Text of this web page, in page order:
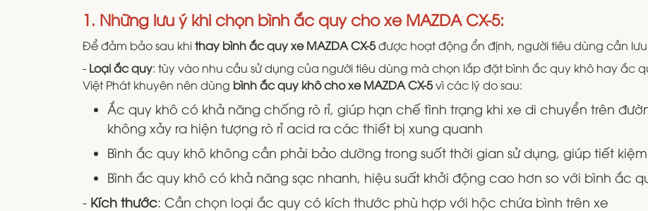
1. Những lưu ý khi chọn bình ắc quy cho xe MAZDA CX-5:
Để đảm bảo sau khithay bình ắc quy xe MAZDA CX-5được hoạt động ổn định, người tiêu dùng cần lưu
- Loại ắc quy: tùy vào nhu cầu sử dụng của người tiêu dùng mà chọn lắp đặt bình ắc quy khô hay ắc
Việt Phát khuyên nên dùng bình ắc quy khô cho xe MAZDA CX-5vì các lý do sau:
Ắc quy khô có khả năng chống rò rỉ, giúp hạn chế tình trạng khi xe di chuyển trên
không xảy ra hiện tượng rò rỉ acid ra các thiết bị xung quanh
Bình ắc quy khô không cần phải bảo dưỡng trong suốt thời gian sử dụng, giúp tiết
Bình ắc quy khô có khả năng sạc nhanh, hiệu suất khởi động cao hơn so với bình ắc
- Kích thước: Cần chọn loại ắc quy có kích thước phù hợp với hộc chứa bình trên xe